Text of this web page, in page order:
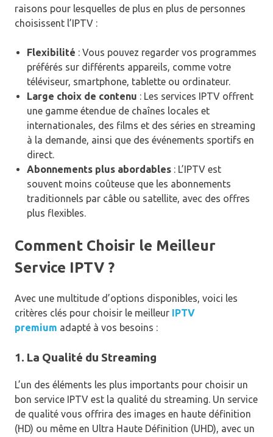
raisons pour lesquelles de plus en plus de personnes
choisissent l’IPTV :
Flexibilité : Vous pouvez regarder vos programmes
préférés sur différents appareils, comme votre
téléviseur, smartphone, tablette ou ordinateur.
Large choix de contenu : Les services IPTV offrent
une gamme étendue de chaînes locales et
internationales, des films et des séries en streaming
à la demande, ainsi que des événements sportifs en
direct.
Abonnements plus abordables : L’IPTV est
souvent moins coûteuse que les abonnements
traditionnels par câble ou satellite, avec des offres
plus flexibles.
Comment Choisir le Meilleur
Service IPTV ?
Avec une multitude d’options disponibles, voici les
critères clés pour choisir le meilleur IPTV
premium adapté à vos besoins :
1. La Qualité du Streaming
L’un des éléments les plus importants pour choisir un
bon service IPTV est la qualité du streaming. Un service
de qualité vous offrira des images en haute définition
(HD) ou même en Ultra Haute Définition (UHD), avec un